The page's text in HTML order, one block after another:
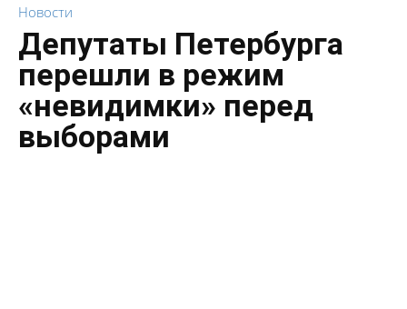
Новости
Депутаты Петербурга
перешли в режим
«невидимки» перед
выборами